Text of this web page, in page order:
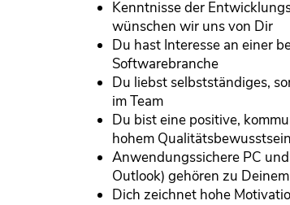
Kenntnisse der
wünschen wir uns von Dir
Du hast Interesse an einer
Softwarebranche
Du liebst selbstständiges,
im Team
Du bist eine positive,
hohem Qualitätsbewusstsein
Anwendungssichere PC
Outlook) gehören zu
Dich zeichnet hohe